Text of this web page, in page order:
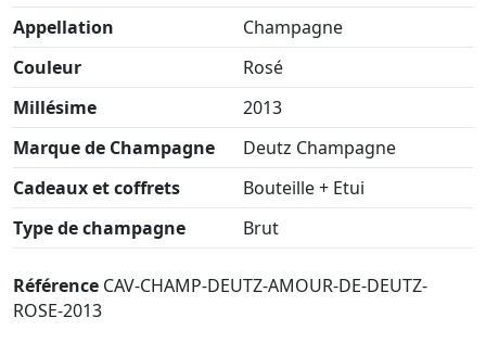
Appellation
Champagne
Couleur
Rosé
Millésime
2013
Marque de Champagne
Deutz Champagne
Cadeaux et coffrets
Bouteille + Etui
Type de champagne
Brut
Référence CAV-CHAMP-DEUTZ-AMOUR-DE-DEUTZ-
ROSE-2013